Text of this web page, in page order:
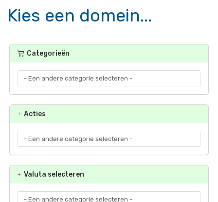
Kies een domein...
Categorieën
Acties
Valuta selecteren